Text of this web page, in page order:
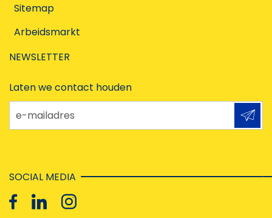
Sitemap
Arbeidsmarkt
NEWSLETTER
Laten we contact houden
e-mailadres
SOCIAL MEDIA